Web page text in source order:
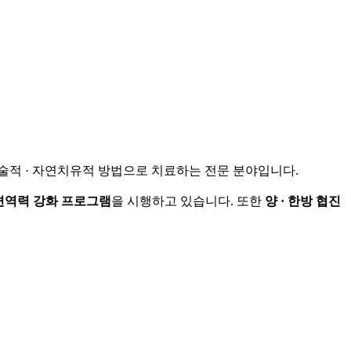
적 · 자연치유적 방법으로 치료하는 전문 분야입니다.
역력 강화 프로그램을 시행하고 있습니다. 또한 양 · 한방 협진